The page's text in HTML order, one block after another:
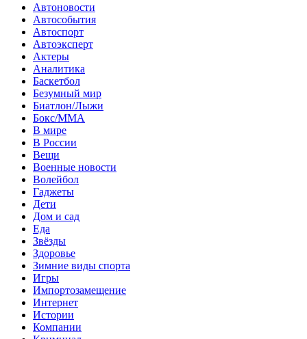
Автоновости
Автособытия
Автоспорт
Автоэксперт
Актеры
Аналитика
Баскетбол
Безумный мир
Биатлон/Лыжи
Бокс/MMA
В мире
В России
Вещи
Военные новости
Волейбол
Гаджеты
Дети
Дом и сад
Еда
Звёзды
Здоровье
Зимние виды спорта
Игры
Импортозамещение
Интернет
Истории
Компании